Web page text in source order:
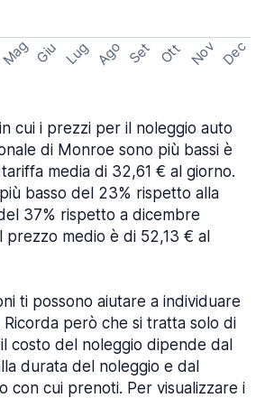
Mag Giu Lug Ago Set Ott Nov Dec
cui i prezzi per il noleggio auto
di Monroe sono più bassi è
media di 32,61 € al giorno.
basso del 23% rispetto alla
37% rispetto a dicembre
prezzo medio è di 52,13 € al
ti possono aiutare a individuare
Ricorda però che si tratta solo di
costo del noleggio dipende dal
durata del noleggio e dal
con cui prenoti. Per visualizzare i